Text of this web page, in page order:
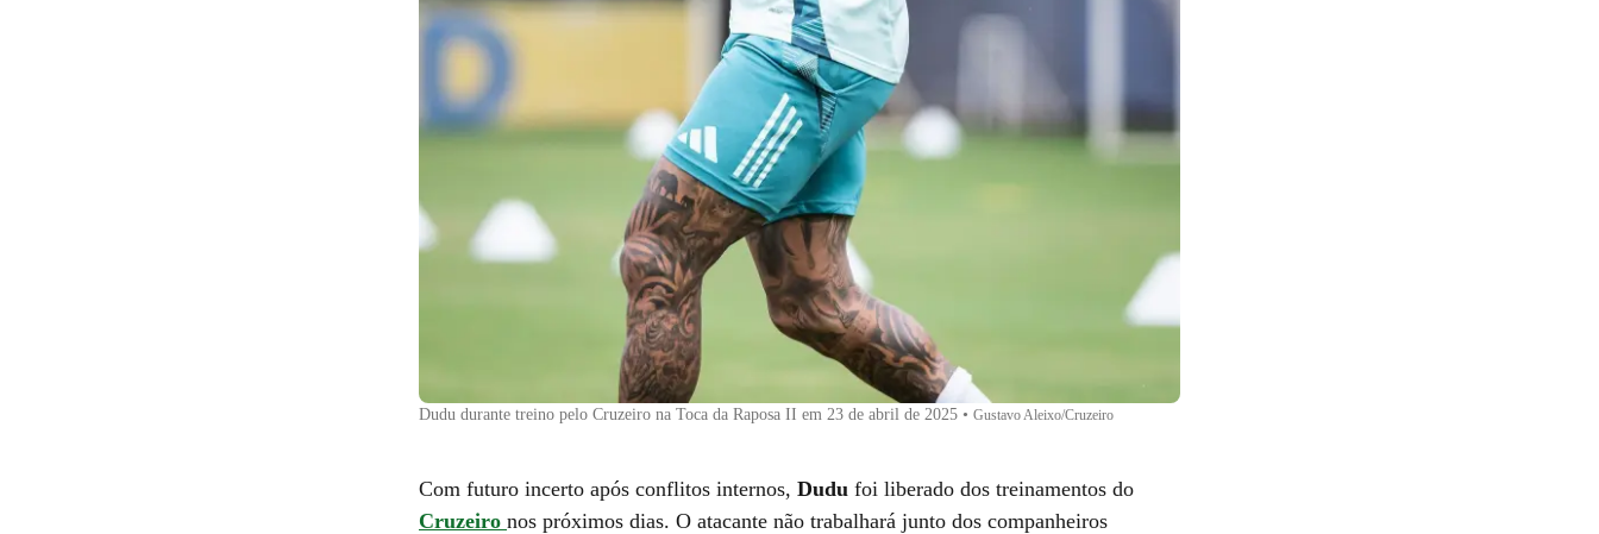
Dudu durante treino pelo Cruzeiro na Toca da Raposa II em 23 de abril de 2025 • Gustavo Aleixo/Cruzeiro
Com futuro incerto após conflitos internos, Dudu foi liberado dos treinamentos do
Cruzeiro nos próximos dias. O atacante não trabalhará junto dos companheiros